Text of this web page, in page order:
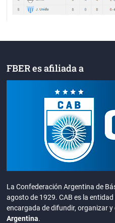
FBER es afiliada a
La Confederación Argentina de
agosto de 1929. CAB es la
encargada de difundir, organizar
Argentina.